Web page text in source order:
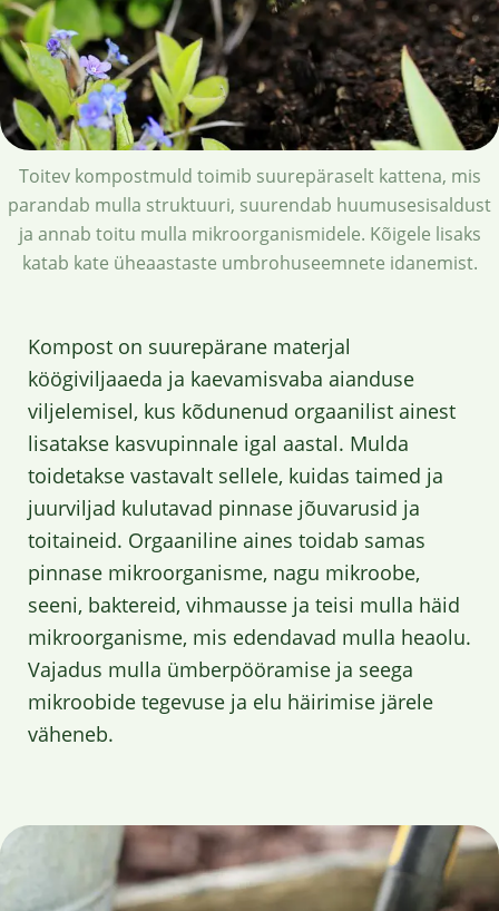
Toitev kompostmuld toimib suurepäraselt kattena, mis
parandab mulla struktuuri, suurendab huumusesisaldust
ja annab toitu mulla mikroorganismidele. Kõigele lisaks
katab kate üheaastaste umbrohuseemnete idanemist.
Kompost on suurepärane materjal
köögiviljaaeda ja kaevamisvaba aianduse
viljelemisel, kus kõdunenud orgaanilist ainest
lisatakse kasvupinnale igal aastal. Mulda
toidetakse vastavalt sellele, kuidas taimed ja
juurviljad kulutavad pinnase jõuvarusid ja
toitaineid. Orgaaniline aines toidab samas
pinnase mikroorganisme, nagu mikroobe,
seeni, baktereid, vihmausse ja teisi mulla häid
mikroorganisme, mis edendavad mulla heaolu.
Vajadus mulla ümberpööramise ja seega
mikroobide tegevuse ja elu häirimise järele
väheneb.